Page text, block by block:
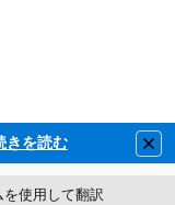
きを読む
使用して翻訳